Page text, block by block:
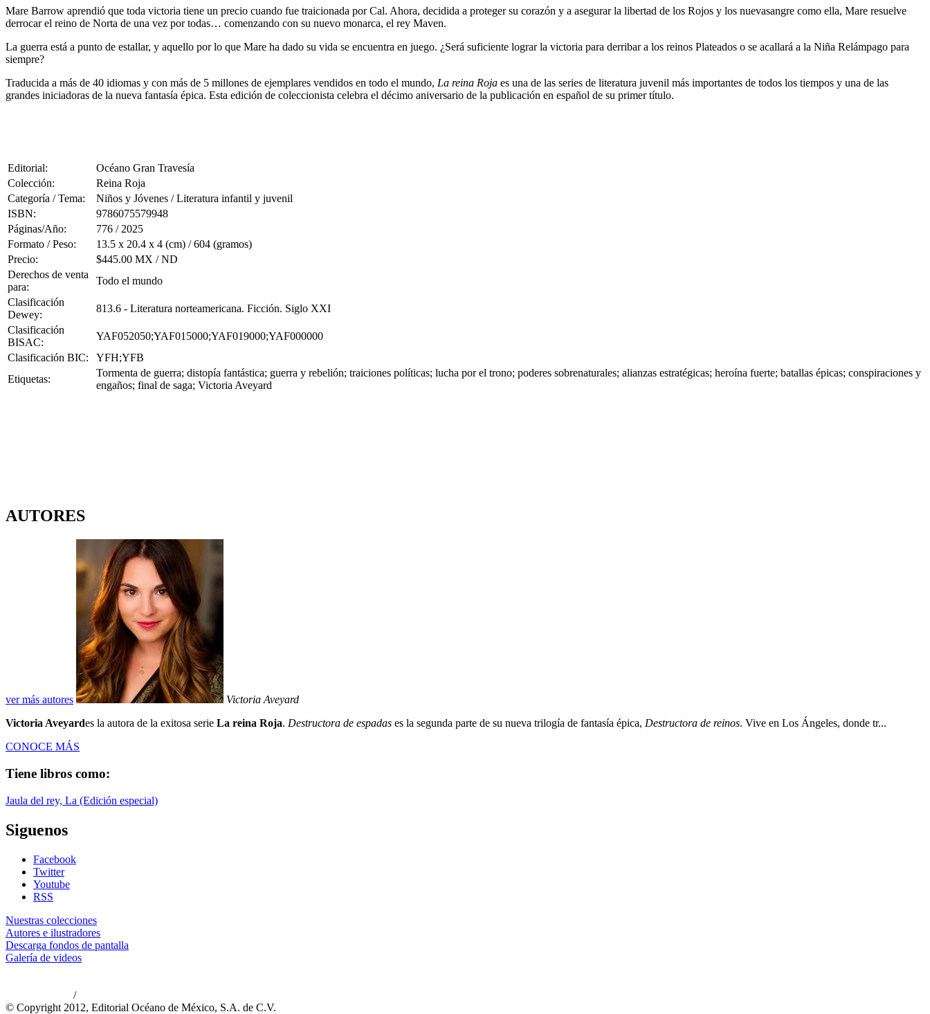
Mare Barrow aprendió que toda victoria tiene un precio cuando fue traicionada por Cal. Ahora, decidida a proteger su corazón y a asegurar la libertad de los Rojos y los nuevasangre como ella, Mare resuelve
derrocar el reino de Norta de una vez por todas… comenzando con su nuevo monarca, el rey Maven.
La guerra está a punto de estallar, y aquello por lo que Mare ha dado su vida se encuentra en juego. ¿Será suficiente lograr la victoria para derribar a los reinos Plateados o se acallará a la Niña Relámpago para
siempre?
Traducida a más de 40 idiomas y con más de 5 millones de ejemplares vendidos en todo el mundo, La reina Roja es una de las series de literatura juvenil más importantes de todos los tiempos y una de las
grandes iniciadoras de la nueva fantasía épica. Esta edición de coleccionista celebra el décimo aniversario de la publicación en español de su primer título.
Editorial:
Océano Gran Travesía
Colección:
Reina Roja
Categoría / Tema:
Niños y Jóvenes / Literatura infantil y juvenil
ISBN:
9786075579948
Páginas/Año:
776 / 2025
Formato / Peso:
13.5 x 20.4 x 4 (cm) / 604 (gramos)
Precio:
$445.00 MX / ND
Derechos de venta
para:
Todo el mundo
Clasificación
Dewey:
813.6 - Literatura norteamericana. Ficción. Siglo XXI
Clasificación
BISAC:
YAF052050;YAF015000;YAF019000;YAF000000
Clasificación BIC:
YFH;YFB
Etiquetas:
Tormenta de guerra; distopía fantástica; guerra y rebelión; traiciones políticas; lucha por el trono; poderes sobrenaturales; alianzas estratégicas; heroína fuerte; batallas épicas; conspiraciones y
engaños; final de saga; Victoria Aveyard
AUTORES
ver más autores
Victoria Aveyard
Victoria Aveyardes la autora de la exitosa serie La reina Roja. Destructora de espadas es la segunda parte de su nueva trilogía de fantasía épica, Destructora de reinos. Vive en Los Ángeles, donde tr...
CONOCE MÁS
Tiene libros como:
Jaula del rey, La (Edición especial)
Siguenos
Facebook
Twitter
Youtube
RSS
Nuestras colecciones
Autores e ilustradores
Descarga fondos de pantalla
Galería de videos
/
© Copyright 2012, Editorial Océano de México, S.A. de C.V.